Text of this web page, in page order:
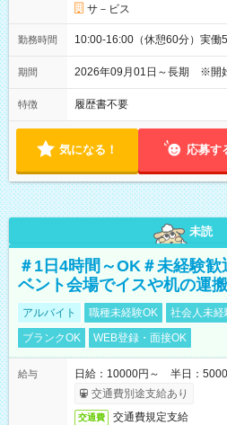
サ－ビス
勤務時間 10:00-16:00（休憩60分）実働
期間 2026年09月01日～長期 ※開
特徴 履歴書不要
気になる！ 応募す
未読
＃1日4時間～OK＃未経験
ベント会場でイスや机の運
アルバイト 職種未経験OK 社会人未経
ブランクOK
WEB登録・面接OK
給与
日給：10000円～ 半日：
交通費別途支給あり
交通費 交通費規定支給